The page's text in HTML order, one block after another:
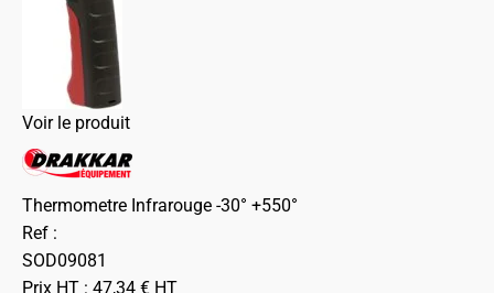
Voir le produit
Thermometre Infrarouge -30° +550°
Ref :
SOD09081
Prix HT : 47,34 € HT